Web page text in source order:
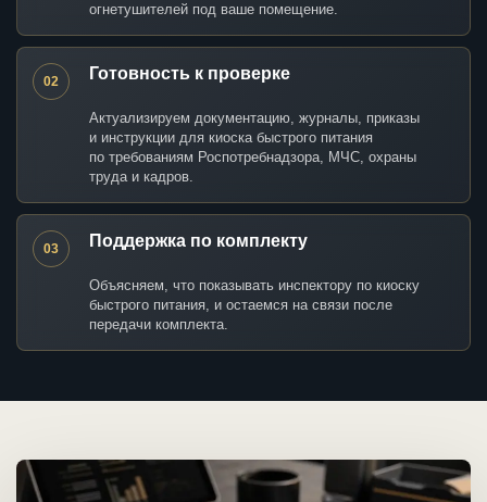
огнетушителей под ваше помещение.
02 Готовность к проверке
Актуализируем документацию, журналы, приказы
и инструкции для киоска быстрого питания
по требованиям Роспотребнадзора, МЧС, охраны
труда и кадров.
03 Поддержка по комплекту
Объясняем, что показывать инспектору по киоску
быстрого питания, и остаемся на связи после
передачи комплекта.